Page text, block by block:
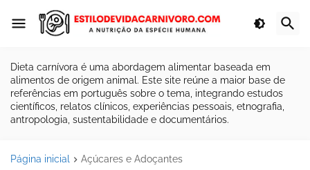
Dieta carnívora é uma abordagem alimentar baseada em
alimentos de origem animal. Este site reúne a maior base de
referências em português sobre o tema, integrando estudos
científicos, relatos clínicos, experiências pessoais, etnografia,
antropologia, sustentabilidade e documentários.
Página inicial Açúcares e Adoçantes